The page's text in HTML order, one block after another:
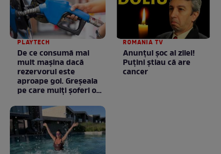
PLAYTECH
De ce consumă mai
mult mașina dacă
rezervorul este
aproape gol. Greșeala
pe care mulți șoferi o
ROMANIA TV
Anunţul şoc al zilei!
Puţini ştiau că are
cancer